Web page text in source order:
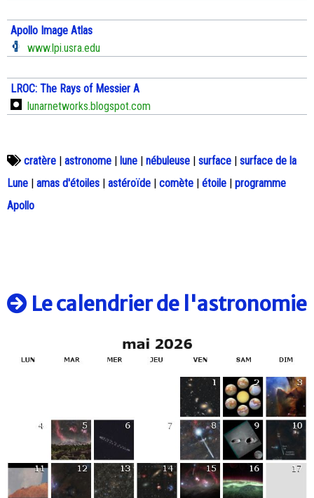
Apollo Image Atlas
www.lpi.usra.edu
LROC: The Rays of Messier A
lunarnetworks.blogspot.com
cratère | astronome | lune | nébuleuse | surface | surface de la
Lune | amas d'étoiles | astéroïde | comète | étoile | programme
Apollo
Le calendrier de l'astronomie